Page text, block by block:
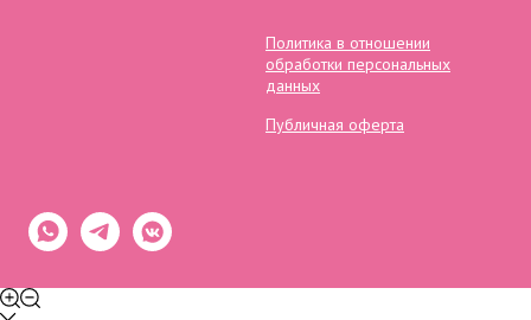
Политика в отношении
обработки персональных
данных
Публичная оферта